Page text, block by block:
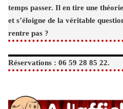
temps passer. Il en tire une
et s’éloigne de la véritable
rentre pas ?
Réservations : 06 59 28 85 22.